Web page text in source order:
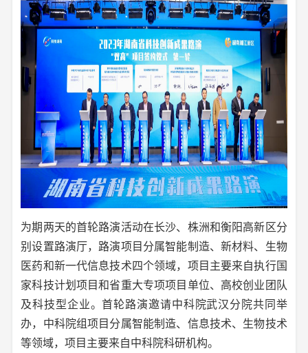
为期两天的首轮路演活动在长沙、株洲和衡阳高新区分
别设置路演厅，路演项目分属智能制造、新材料、生物
医药和新一代信息技术四个领域，项目主要来自执行国
家科技计划项目和省重大专项项目单位、高校创业团队
及科技型企业。首轮路演邀请中科院武汉分院共同举
办，中科院组项目分属智能制造、信息技术、生物技术
等领域，项目主要来自中科院科研机构。